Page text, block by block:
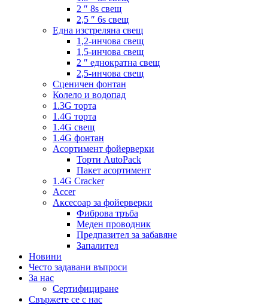
2 ″ 8s свещ
2,5 ″ 6s свещ
Една изстреляна свещ
1,2-инчова свещ
1,5-инчова свещ
2 ″ еднократна свещ
2,5-инчова свещ
Сценичен фонтан
Колело и водопад
1.3G торта
1.4G торта
1.4G свещ
1.4G фонтан
Асортимент фойерверки
Торти AutoPack
Пакет асортимент
1.4G Cracker
Accer
Аксесоар за фойерверки
Фиброва тръба
Меден проводник
Предпазител за забавяне
Запалител
Новини
Често задавани въпроси
За нас
Сертифициране
Свържете се с нас